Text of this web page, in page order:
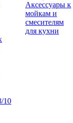
Аксессуары к
мойкам и
смесителям
для кухни